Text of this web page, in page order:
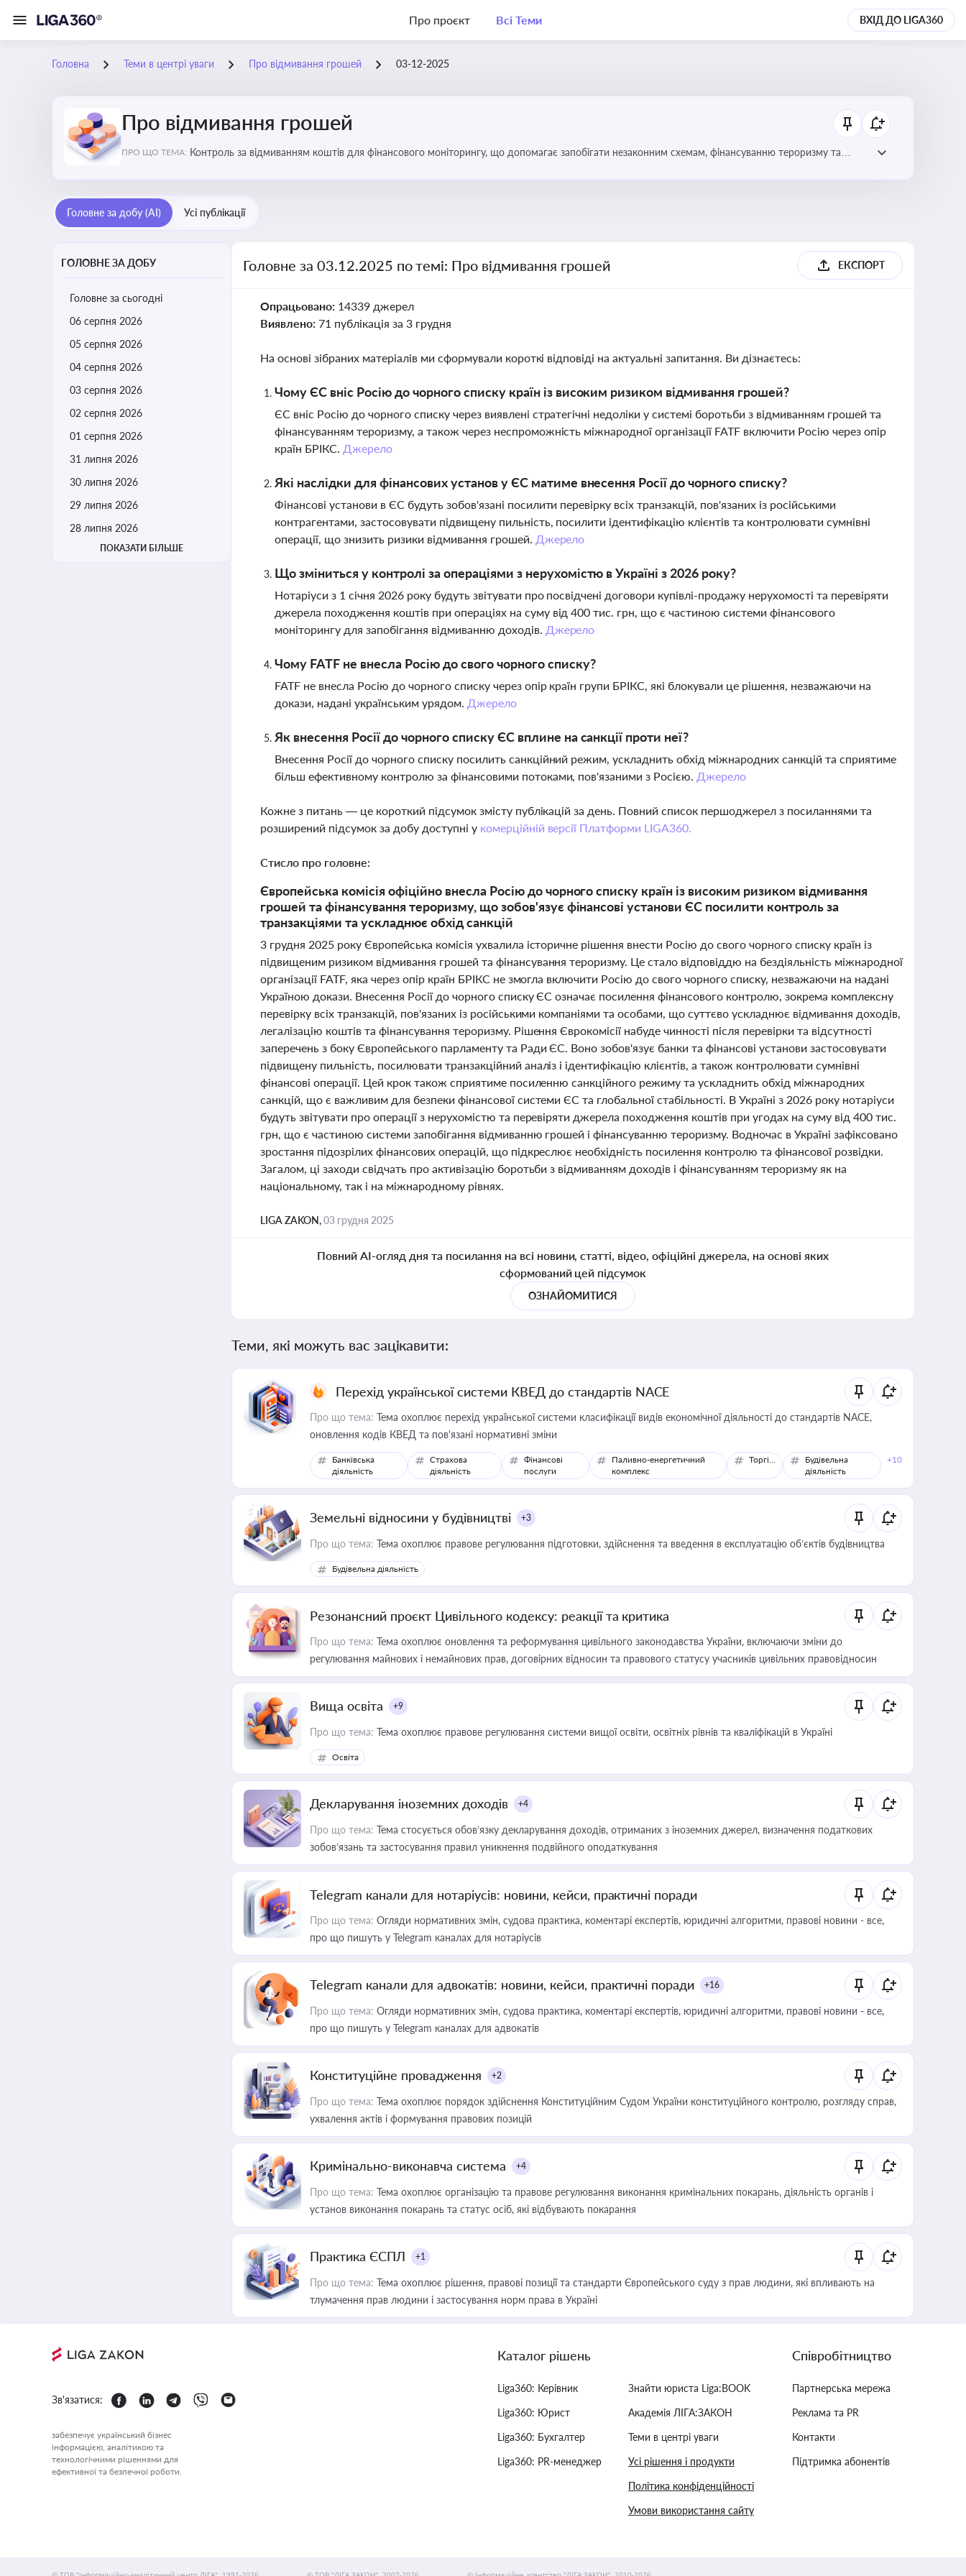
Про проєкт Всі Теми ВХІД ДО LIGA360
Головна Теми в центрі уваги Про відмивання грошей 03-12-2025
Про відмивання грошей
ПРО ЩО ТЕМА: Контроль за відмиванням коштів для фінансового моніторингу, що допомагає запобігати незаконним схемам, фінансуванню тероризму та
Головне за добу (AI) Усі публікації
ГОЛОВНЕ ЗА ДОБУ
Головне за сьогодні
06 серпня 2026
05 серпня 2026
04 серпня 2026
03 серпня 2026
02 серпня 2026
01 серпня 2026
31 липня 2026
30 липня 2026
29 липня 2026
28 липня 2026
ПОКАЗАТИ БІЛЬШЕ
Головне за 03.12.2025 по темі: Про відмивання грошей ЕКСПОРТ
Опрацьовано: 14339 джерел
Виявлено: 71 публікація за 3 грудня
На основі зібраних матеріалів ми сформували короткі відповіді на актуальні запитання. Ви дізнаєтесь:
Чому ЄС вніс Росію до чорного списку країн із високим ризиком відмивання грошей?
ЄС вніс Росію до чорного списку через виявлені стратегічні недоліки у системі боротьби з відмиванням грошей та
фінансуванням тероризму, а також через неспроможність міжнародної організації FATF включити Росію через опір
країн БРІКС. Джерело
Які наслідки для фінансових установ у ЄС матиме внесення Росії до чорного списку?
Фінансові установи в ЄС будуть зобов'язані посилити перевірку всіх транзакцій, пов'язаних із російськими
контрагентами, застосовувати підвищену пильність, посилити ідентифікацію клієнтів та контролювати сумнівні
операції, що знизить ризики відмивання грошей. Джерело
Що зміниться у контролі за операціями з нерухомістю в Україні з 2026 року?
Нотаріуси з 1 січня 2026 року будуть звітувати про посвідчені договори купівлі-продажу нерухомості та перевіряти
джерела походження коштів при операціях на суму від 400 тис. грн, що є частиною системи фінансового
моніторингу для запобігання відмиванню доходів. Джерело
Чому FATF не внесла Росію до свого чорного списку?
FATF не внесла Росію до чорного списку через опір країн групи БРІКС, які блокували це рішення, незважаючи на
докази, надані українським урядом. Джерело
Як внесення Росії до чорного списку ЄС вплине на санкції проти неї?
Внесення Росії до чорного списку посилить санкційний режим, ускладнить обхід міжнародних санкцій та сприятиме
більш ефективному контролю за фінансовими потоками, пов'язаними з Росією. Джерело
Кожне з питань — це короткий підсумок змісту публікацій за день. Повний список першоджерел з посиланнями та
розширений підсумок за добу доступні у комерційній версії Платформи LIGA360.
Стисло про головне:
Європейська комісія офіційно внесла Росію до чорного списку країн із високим ризиком відмивання
грошей та фінансування тероризму, що зобов'язує фінансові установи ЄС посилити контроль за
транзакціями та ускладнює обхід санкцій
3 грудня 2025 року Європейська комісія ухвалила історичне рішення внести Росію до свого чорного списку країн із
підвищеним ризиком відмивання грошей та фінансування тероризму. Це стало відповіддю на бездіяльність міжнародної
організації FATF, яка через опір країн БРІКС не змогла включити Росію до свого чорного списку, незважаючи на надані
Україною докази. Внесення Росії до чорного списку ЄС означає посилення фінансового контролю, зокрема комплексну
перевірку всіх транзакцій, пов'язаних із російськими компаніями та особами, що суттєво ускладнює відмивання доходів,
легалізацію коштів та фінансування тероризму. Рішення Єврокомісії набуде чинності після перевірки та відсутності
заперечень з боку Європейського парламенту та Ради ЄС. Воно зобов'язує банки та фінансові установи застосовувати
підвищену пильність, посилювати транзакційний аналіз і ідентифікацію клієнтів, а також контролювати сумнівні
фінансові операції. Цей крок також сприятиме посиленню санкційного режиму та ускладнить обхід міжнародних
санкцій, що є важливим для безпеки фінансової системи ЄС та глобальної стабільності. В Україні з 2026 року нотаріуси
будуть звітувати про операції з нерухомістю та перевіряти джерела походження коштів при угодах на суму від 400 тис.
грн, що є частиною системи запобігання відмиванню грошей і фінансуванню тероризму. Водночас в Україні зафіксовано
зростання підозрілих фінансових операцій, що підкреслює необхідність посилення контролю та фінансової розвідки.
Загалом, ці заходи свідчать про активізацію боротьби з відмиванням доходів і фінансуванням тероризму як на
національному, так і на міжнародному рівнях.
LIGA ZAKON,03 грудня 2025
Повний AI-огляд дня та посилання на всі новини, статті, відео, офіційні джерела, на основі яких
сформований цей підсумок
ОЗНАЙОМИТИСЯ
Теми, які можуть вас зацікавити:
Перехід української системи КВЕД до стандартів NACE
Про що тема: Тема охоплює перехід української системи класифікації видів економічної діяльності до стандартів NACE,
оновлення кодів КВЕД та пов'язані нормативні зміни
Банківська
діяльність
Страхова
діяльність
Фінансові
послуги
Паливно-енергетичний
комплекс
Торгівля
Будівельна
діяльність
+10
Земельні відносини у будівництві +3
Про що тема: Тема охоплює правове регулювання підготовки, здійснення та введення в експлуатацію об’єктів будівництва
Будівельна діяльність
Резонансний проєкт Цивільного кодексу: реакції та критика
Про що тема: Тема охоплює оновлення та реформування цивільного законодавства України, включаючи зміни до
регулювання майнових і немайнових прав, договірних відносин та правового статусу учасників цивільних правовідносин
Вища освіта +9
Про що тема: Тема охоплює правове регулювання системи вищої освіти, освітніх рівнів та кваліфікацій в Україні
Освіта
Декларування іноземних доходів +4
Про що тема: Тема стосується обов’язку декларування доходів, отриманих з іноземних джерел, визначення податкових
зобов’язань та застосування правил уникнення подвійного оподаткування
Telegram канали для нотаріусів: новини, кейси, практичні поради
Про що тема: Огляди нормативних змін, судова практика, коментарі експертів, юридичні алгоритми, правові новини - все,
про що пишуть у Telegram каналах для нотаріусів
Telegram канали для адвокатів: новини, кейси, практичні поради +16
Про що тема: Огляди нормативних змін, судова практика, коментарі експертів, юридичні алгоритми, правові новини - все,
про що пишуть у Telegram каналах для адвокатів
Конституційне провадження +2
Про що тема: Тема охоплює порядок здійснення Конституційним Судом України конституційного контролю, розгляду справ,
ухвалення актів і формування правових позицій
Кримінально-виконавча система +4
Про що тема: Тема охоплює організацію та правове регулювання виконання кримінальних покарань, діяльність органів і
установ виконання покарань та статус осіб, які відбувають покарання
Практика ЄСПЛ +1
Про що тема: Тема охоплює рішення, правові позиції та стандарти Європейського суду з прав людини, які впливають на
тлумачення прав людини і застосування норм права в Україні
Зв'язатися:
забезпечує український бізнес
інформацією, аналітикою та
технологічними рішеннями для
ефективної та безпечної роботи.
Каталог рішень
Liga360: Керівник
Liga360: Юрист
Liga360: Бухгалтер
Liga360: PR-менеджер
Знайти юриста Liga:BOOK
Академія ЛІГА:ЗАКОН
Теми в центрі уваги
Усі рішення і продукти
Політика конфіденційності
Умови використання сайту
Співробітництво
Партнерська мережа
Реклама та PR
Контакти
Підтримка абонентів